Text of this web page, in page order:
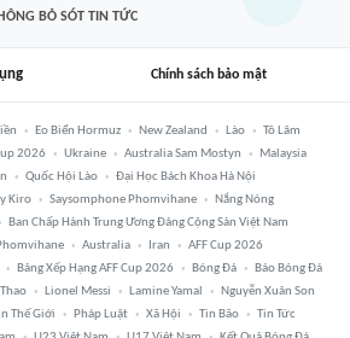
BỎ SÓT TIN TỨC
Chính sách bảo mật
Eo Biển Hormuz New Zealand Lào
Tô Lâm
2026 Ukraine Australia Sam Mostyn
Malaysia
Quốc Hội Lào
Đại Học Bách Khoa Hà Nội
Kiro
Saysomphone Phomvihane
Nắng Nóng
Ban Chấp Hành Trung Ương Đảng Cộng Sản Việt Nam
Australia Iran
AFF Cup 2026
Bảng Xếp Hạng AFF Cup 2026 Bóng Đá
Báo Bóng Đá
Lionel Messi Lamine Yamal
Nguyễn Xuân Son
Thế Giới Pháp Luật Xã Hội Tin Bão
Tin Tức